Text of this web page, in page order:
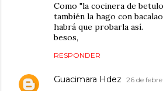
Como "la cocinera de
también la hago con
habrá que probarla así.
besos,
RESPONDER
Guacimara Hdez 26 de